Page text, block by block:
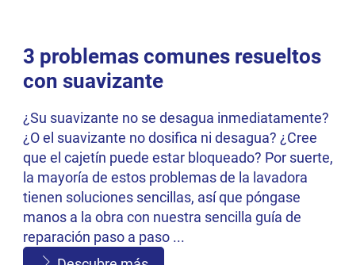
3 problemas comunes resueltos
con suavizante
¿Su suavizante no se desagua inmediatamente?
¿O el suavizante no dosifica ni desagua? ¿Cree
que el cajetín puede estar bloqueado? Por suerte,
la mayoría de estos problemas de la lavadora
tienen soluciones sencillas, así que póngase
manos a la obra con nuestra sencilla guía de
reparación paso a paso ...